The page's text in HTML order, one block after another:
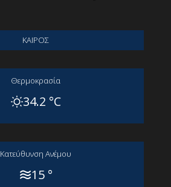
ΚΑΙΡΟΣ
Θερμοκρασία
34.2 °C
Kατεύθυνση Aνέμου
15 °